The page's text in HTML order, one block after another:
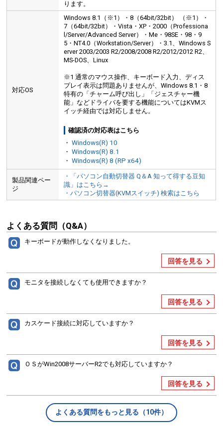
ります。
対応OS
Windows 8.1（※1）・8（64bit/32bit） （※1）・
7（64bit/32bit）・Vista・XP・2000（Professiona
l/Server/Advanced Server）・Me・98SE・98・9
5・NT4.0（Workstation/Server）・3.1、Windows S
erver 2003/2003 R2/2008/2008 R2/2012/2012 R2、
MS-DOS、Linux
※1 通常のマウス操作、キーボード入力、ディス
プレイ表示は問題ありませんが、Windows 8.1・8
特有の「チャーム呼び出し」「ジェスチャー機
能」などドライバを要する機能についてはKVMス
イッチ経由では対応しません。
確認済の対応表はこちら
・Windows(R) 10
・Windows(R) 8.1
・Windows(R) 8 (RP x64)
製品関連ペー
ジ
・「パソコン自動切替器 Q＆A 知って得する豆知
識」はこちら→
・パソコン切替器(KVMスイッチ) 検索はこちら
よくある質問（Q&A）
キーボードが動作しなくなりました。
回答を見る
モニタを接続しなくても使用できますか？
回答を見る
カスケード接続に対応していますか？
回答を見る
ＯＳがWin2008サーバーR2でも対応していますか？
回答を見る
よくある質問をもっと見る（10件）